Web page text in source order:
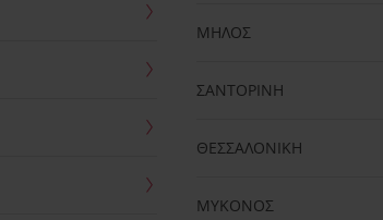
ΜΗΛΟΣ
ΣΑΝΤΟΡΙΝΗ
ΘΕΣΣΑΛΟΝΙΚΗ
ΜΥΚΟΝΟΣ